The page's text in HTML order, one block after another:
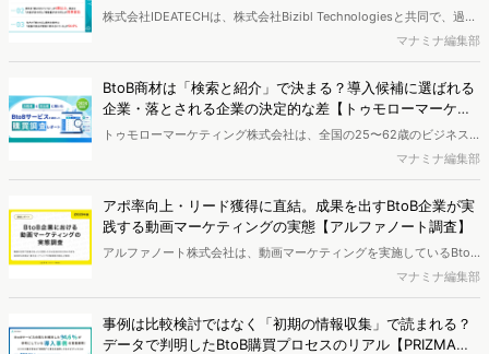
株式会社IDEATECHは、株式会社Bizibl Technologiesと共同で、過去
1年以内にBtoB商材の検討・選定に関与し、社内決裁会議への参加経
験を持つ課長相当以上のビジネスパーソンを対象に、見込み客社内で
使われる資料の条件調査を実施し、結果を公開しました。
マナミナ編集部
BtoB商材は「検索と紹介」で決まる？導入候補に選ばれる
企業・落とされる企業の決定的な差【トゥモローマーケテ
ィング調べ】
トゥモローマーケティング株式会社は、全国の25〜62歳のビジネス
パーソンを対象に、「BtoBサービス・製品の購買行動に関する調査」
を実施し、結果を公開しました。
マナミナ編集部
アポ率向上・リード獲得に直結。成果を出すBtoB企業が実
践する動画マーケティングの実態【アルファノート調査】
アルファノート株式会社は、動画マーケティングを実施しているBtoB
企業の担当者を対象に、動画マーケティングに関する実態調査を実施
し、結果を公開しました。
マナミナ編集部
事例は比較検討ではなく「初期の情報収集」で読まれる？
データで判明したBtoB購買プロセスのリアル【PRIZMA調